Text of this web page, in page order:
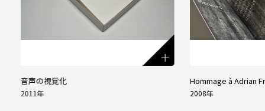
音声の視覚化
2011年
Hommage à Adrian
2008年